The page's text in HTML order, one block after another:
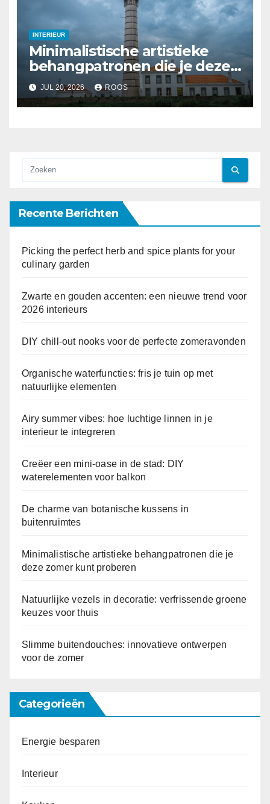
INTERIEUR
Minimalistische artistieke
behangpatronen die je deze
zomer kunt proberen
JUL 20, 2026 ROOS
Recente Berichten
Picking the perfect herb and spice plants for your
culinary garden
Zwarte en gouden accenten: een nieuwe trend voor
2026 interieurs
DIY chill-out nooks voor de perfecte zomeravonden
Organische waterfuncties: fris je tuin op met
natuurlijke elementen
Airy summer vibes: hoe luchtige linnen in je
interieur te integreren
Creëer een mini-oase in de stad: DIY
waterelementen voor balkon
De charme van botanische kussens in
buitenruimtes
Minimalistische artistieke behangpatronen die je
deze zomer kunt proberen
Natuurlijke vezels in decoratie: verfrissende groene
keuzes voor thuis
Slimme buitendouches: innovatieve ontwerpen
voor de zomer
Categorieën
Energie besparen
Interieur